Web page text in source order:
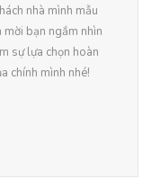
nhà mình mẫu
bạn ngắm nhìn
sự lựa chọn hoàn
chính mình nhé!